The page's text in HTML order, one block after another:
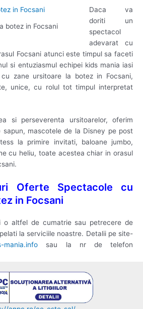
botez in Focsani
Daca va
doriti un
spectacol
adevarat cu
Focsani atunci este timpul sa faceti
si entuziasmul echipei kids mania iasi
zane ursitoare la botez in Focsani,
unice, cu rolul tot timpul interpretat
si perseverenta ursitoarelor, oferim
sapun, mascotele de la Disney pe post
la primire invitati, baloane jumbo,
cu heliu, toate acestea chiar in orasul
Oferte Spectacole cu
in Focsani
o altfel de cumatrie sau petrecere de
la serviciile noastre. Detalii pe site-
mania.info sau la nr de telefon